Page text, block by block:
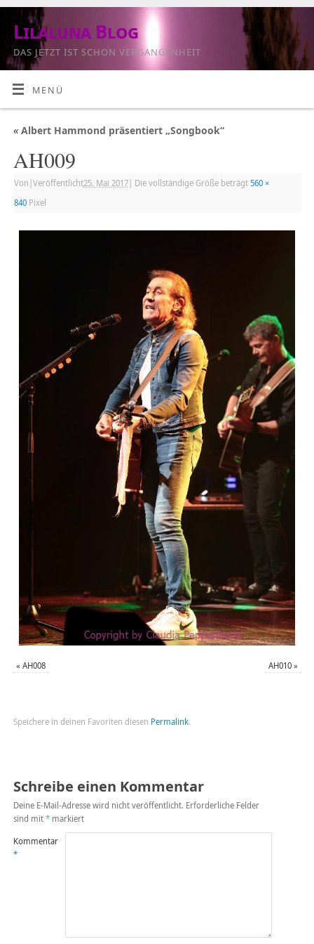
Lilaluna Blog
DAS JETZT IST SCHON VERGANGENHEIT
MENÜ
«Albert Hammond präsentiert „Songbook“
AH009
Von Veröffentlicht25. Mai 2017| Die vollständige Größe beträgt 560 ×
840Pixel
« AH008 AH010 »
Speichere in deinen Favoriten diesen Permalink.
Schreibe einen Kommentar
Deine E-Mail-Adresse wird nicht veröffentlicht. Erforderliche Felder
sind mit *markiert
Kommentar
*